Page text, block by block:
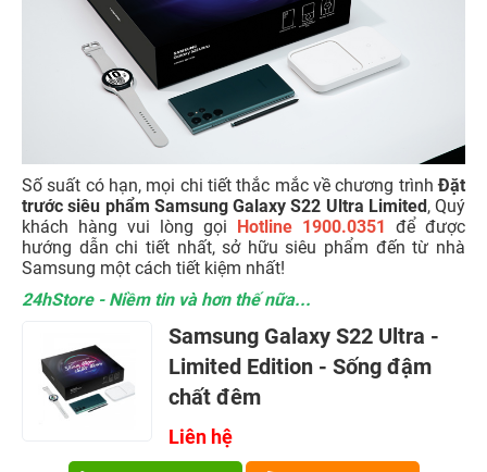
Số suất có hạn, mọi chi tiết thắc mắc về chương trìnhĐặt
trước siêu phẩm Samsung Galaxy S22 Ultra Limited, Quý
khách hàng vui lòng gọi Hotline 1900.0351 để được
hướng dẫn chi tiết nhất, sở hữu siêu phẩm đến từ nhà
Samsung một cách tiết kiệm nhất!
24hStore - Niềm tin và hơn thế nữa...
Samsung Galaxy S22 Ultra -
Limited Edition - Sống đậm
chất đêm
Liên hệ